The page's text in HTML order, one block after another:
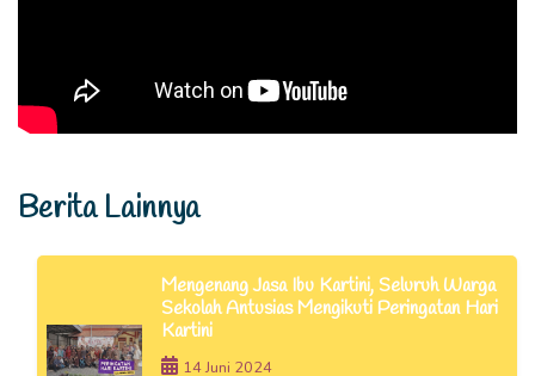
Berita Lainnya
Mengenang Jasa Ibu Kartini, Seluruh Warga
Sekolah Antusias Mengikuti Peringatan Hari
Kartini
14 Juni 2024